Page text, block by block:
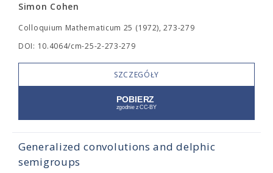
Simon Cohen
Colloquium Mathematicum 25 (1972), 273-279
DOI: 10.4064/cm-25-2-273-279
SZCZEGÓŁY
Generalized convolutions and delphic
semigroups